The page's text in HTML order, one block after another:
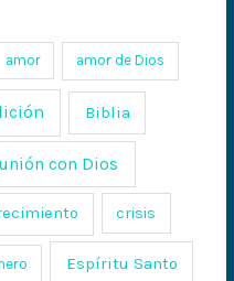
amor amor de Dios
Biblia
con Dios
crisis
Espíritu Santo